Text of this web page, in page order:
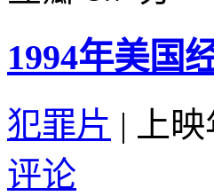
1994年美国
犯罪片 | 上
评论